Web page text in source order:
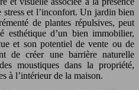
stress et l’inconfort. Un jardin bien
de plantes répulsives, peut
esthétique d’un bien immobilier,
et son potentiel de vente ou de
de créer une barrière naturelle
moustiques dans la propriété,
à l’intérieur de la maison.